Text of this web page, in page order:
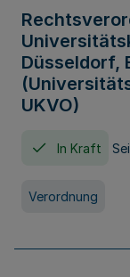
Düsseldorf,
UKVO)
In Kraft
Verordnung